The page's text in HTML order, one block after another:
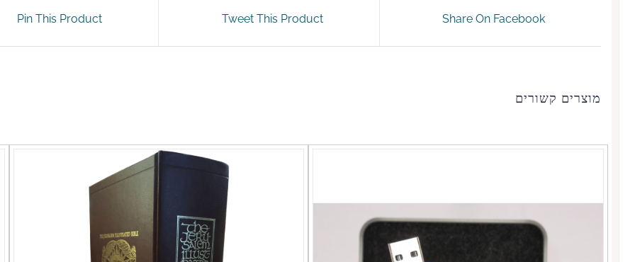
Share On Facebook
Tweet This Product
Pin This Product
מוצרים קשורים